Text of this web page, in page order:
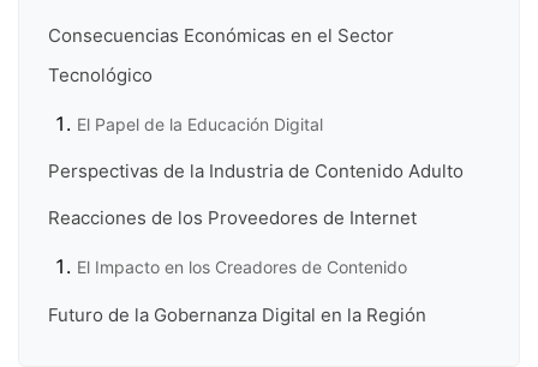
Consecuencias Económicas en el Sector
Tecnológico
El Papel de la Educación Digital
Perspectivas de la Industria de Contenido Adulto
Reacciones de los Proveedores de Internet
El Impacto en los Creadores de Contenido
Futuro de la Gobernanza Digital en la Región